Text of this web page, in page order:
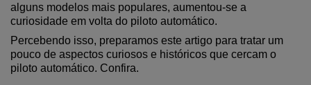
alguns modelos mais populares, aumentou-se a
curiosidade em volta do piloto automático.
Percebendo isso, preparamos este artigo para tratar um
pouco de aspectos curiosos e históricos que cercam o
piloto automático. Confira.